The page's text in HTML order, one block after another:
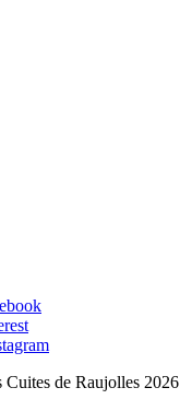
de Raujolles 2026